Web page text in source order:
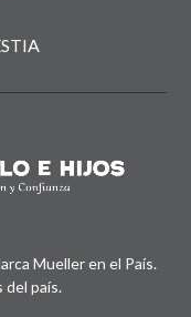
Mueller en el País.
país.